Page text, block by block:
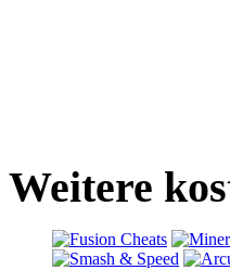
Weitere